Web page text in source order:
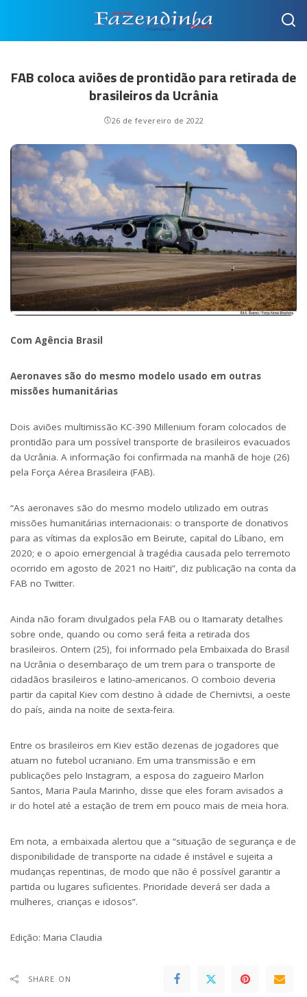
FAB coloca aviões de prontidão para retirada de
brasileiros da Ucrânia
26 de fevereiro de 2022
Com Agência Brasil
Aeronaves são do mesmo modelo usado em outras
missões humanitárias
Dois aviões multimissão KC-390 Millenium foram colocados de
prontidão para um possível transporte de brasileiros evacuados
da Ucrânia. A informação foi confirmada na manhã de hoje (26)
pela Força Aérea Brasileira (FAB).
“As aeronaves são do mesmo modelo utilizado em outras
missões humanitárias internacionais: o transporte de donativos
para as vítimas da explosão em Beirute, capital do Líbano, em
2020; e o apoio emergencial à tragédia causada pelo terremoto
ocorrido em agosto de 2021 no Haiti”, diz publicação na conta da
FAB no Twitter.
Ainda não foram divulgados pela FAB ou o Itamaraty detalhes
sobre onde, quando ou como será feita a retirada dos
brasileiros. Ontem (25), foi informado pela Embaixada do Brasil
na Ucrânia o desembaraço de um trem para o transporte de
cidadãos brasileiros e latino-americanos. O comboio deveria
partir da capital Kiev com destino à cidade de Chernivtsi, a oeste
do país, ainda na noite de sexta-feira.
Entre os brasileiros em Kiev estão dezenas de jogadores que
atuam no futebol ucraniano. Em uma transmissão e em
publicações pelo Instagram, a esposa do zagueiro Marlon
Santos, Maria Paula Marinho, disse que eles foram avisados a
ir do hotel até a estação de trem em pouco mais de meia hora.
Em nota, a embaixada alertou que a “situação de segurança e de
disponibilidade de transporte na cidade é instável e sujeita a
mudanças repentinas, de modo que não é possível garantir a
partida ou lugares suficientes. Prioridade deverá ser dada a
mulheres, crianças e idosos”.
Edição: Maria Claudia
SHARE ON